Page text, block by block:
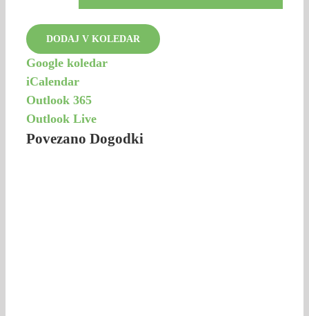
DODAJ V KOLEDAR
Google koledar
iCalendar
Outlook 365
Outlook Live
Povezano Dogodki